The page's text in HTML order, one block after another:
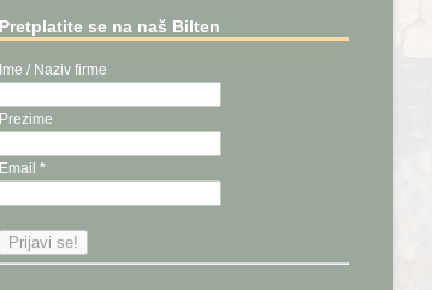
Pretplatite se na naš Bilten
Ime / Naziv firme
Prezime
Email*